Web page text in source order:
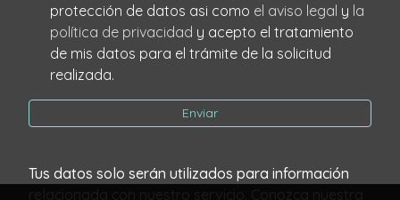
protección de datos asi como el aviso legal y la
política de privacidad y acepto el tratamiento
de mis datos para el trámite de la solicitud
realizada.
Enviar
Tus datos solo serán utilizados para información